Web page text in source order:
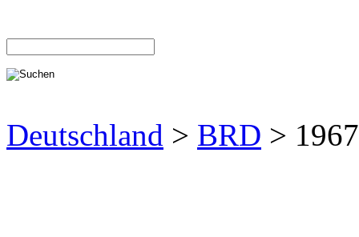
Deutschland > BRD >